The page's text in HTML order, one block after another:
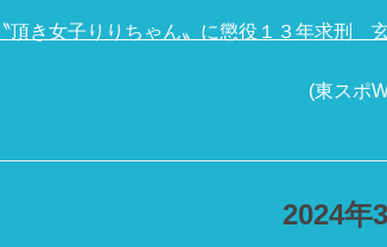
〝頂き女子りりちゃん〟に懲役１３年求刑
(東スポ
2024年